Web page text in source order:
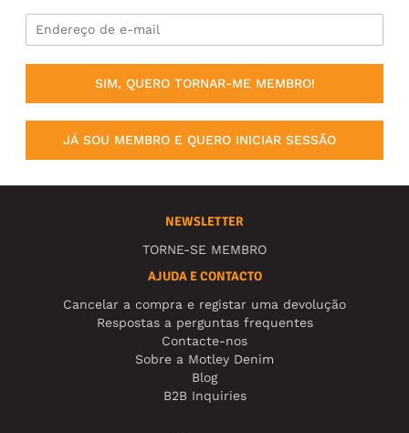
SIM, QUERO TORNAR-ME MEMBRO!
JÁ SOU MEMBRO E QUERO INICIAR SESSÃO
NEWSLETTER
TORNE-SE MEMBRO
AJUDA E CONTACTO
Cancelar a compra e registar uma devolução
Respostas a perguntas frequentes
Contacte-nos
Sobre a Motley Denim
Blog
B2B Inquiries